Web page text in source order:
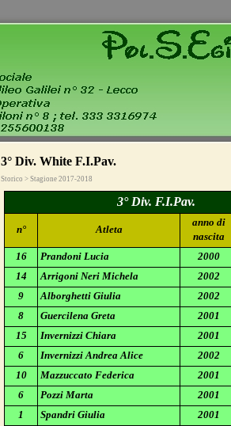
3° Div. White F.I.Pav.
Storico > Stagione 2017-2018
3° Div. F.I.Pav.
n° Atleta
anno di
nascita
16
Prandoni Lucia
2000
14
Arrigoni Neri Michela
2002
9
Alborghetti Giulia
2002
8
Guercilena Greta
2001
15
Invernizzi Chiara
2001
6
Invernizzi Andrea Alice
2002
10
Mazzuccato Federica
2001
6
Pozzi Marta
2001
1
Spandri Giulia
2001